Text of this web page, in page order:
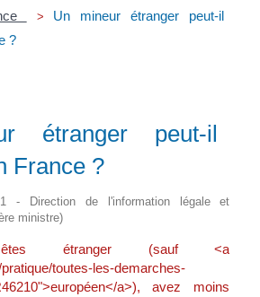
>
Un mineur étranger peut-il
?
étranger peut-il
France ?
- Direction de l'information légale et
ministre)
étranger (sauf <a
toutes-les-demarches-
a>), avez moins